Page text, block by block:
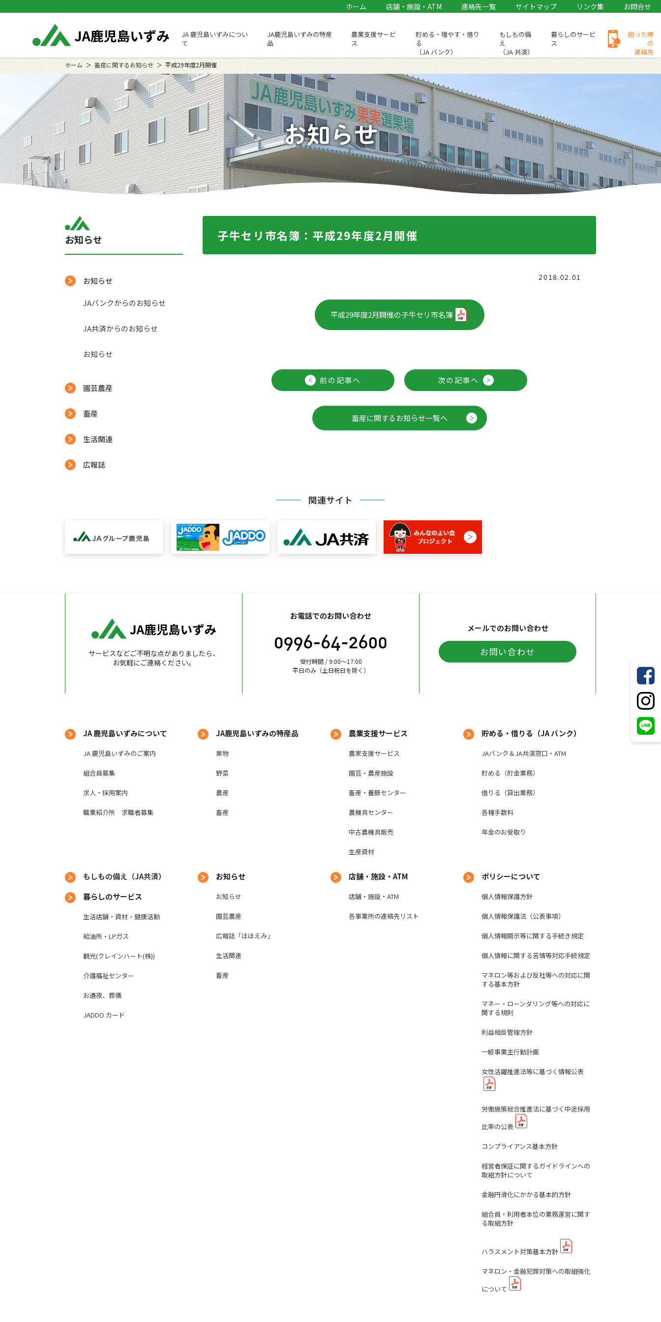
ホーム 店舗・施設・ATM 連絡先一覧 サイトマップ リンク集 お問合せ
JA 鹿児島いずみについ
て
JA鹿児島いずみの特産
品
農業支援サービ
ス
貯める・増やす・借り
る
（JA バンク）
もしもの備
え
（JA 共済）
暮らしのサービ
ス
困った時
の
連絡先
ホーム 畜産に関するお知らせ 平成29年度2月開催
お知らせ
子牛セリ市名簿：平成29年度2月開催
2018.02.01
平成29年度2月開催の子牛セリ市名簿
前の記事へ 次の記事へ
畜産に関するお知らせ一覧へ
お知らせ
お知らせ
JAバンクからのお知らせ
JA共済からのお知らせ
お知らせ
園芸農産
畜産
生活関連
広報誌
関連サイト
サービスなどご不明な点がありましたら、
お気軽にご連絡ください。
お電話でのお問い合わせ
受付時間 / 9:00〜17:00
平日のみ（土日祝日を除く）
メールでのお問い合わせ
お問い合わせ
JA 鹿児島いずみについて
JA 鹿児島いずみのご案内
組合員募集
求人・採用案内
職業紹介所 求職者募集
JA鹿児島いずみの特産品
果物
野菜
農産
畜産
農業支援サービス
農家支援サービス
園芸・農産施設
畜産・養豚センター
農機具センター
中古農機具販売
生産資材
貯める・借りる（JA バンク）
JAバンク＆JA共済窓口・ATM
貯める（貯金業務）
借りる（貸出業務）
各種手数料
年金のお受取り
もしもの備え（JA共済）
暮らしのサービス
生活店舗・資材・健康活動
給油所・LPガス
観光(クレインハート(株))
介護福祉センター
お通夜、葬儀
JADDO カード
お知らせ
お知らせ
園芸農産
広報誌「ほほえみ」
生活関連
畜産
店舗・施設・ATM
店舗・施設・ATM
各事業所の連絡先リスト
ポリシーについて
個人情報保護方針
個人情報保護法（公表事項）
個人情報開示等に関する手続き規定
個人情報に関する苦情等対応手続規定
マネロン等および反社等への対応に関
する基本方針
マネー・ローンダリング等への対応に
関する規則
利益相反管理方針
一般事業主行動計画
女性活躍推進法等に基づく情報公表
労働施策総合推進法に基づく中途採用
比率の公表
コンプライアンス基本方針
経営者保証に関するガイドラインへの
取組方針について
金融円滑化にかかる基本的方針
組合員・利用者本位の業務運営に関す
る取組方針
ハラスメント対策基本方針
マネロン・金融犯罪対策への取組強化
について